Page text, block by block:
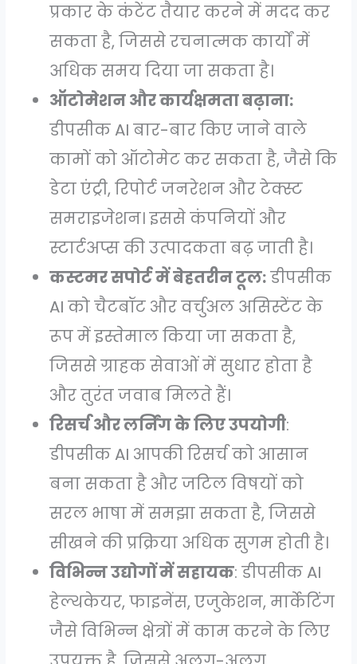
प्रकार के कंटेंट तैयार करने में मदद कर
सकता है, जिससे रचनात्मक कार्यों में
अधिक समय दिया जा सकता है।
ऑटोमेशन और कार्यक्षमता बढ़ाना:
डीपसीक AI बार-बार किए जाने वाले
कामों को ऑटोमेट कर सकता है, जैसे कि
डेटा एंट्री, रिपोर्ट जनरेशन और टेक्स्ट
समराइजेशन। इससे कंपनियों और
स्टार्टअप्स की उत्पादकता बढ़ जाती है।
कस्टमर सपोर्ट में बेहतरीन टूल:डीपसीक
AI को चैटबॉट और वर्चुअल असिस्टेंट के
रूप में इस्तेमाल किया जा सकता है,
जिससे ग्राहक सेवाओं में सुधार होता है
और तुरंत जवाब मिलते हैं।
रिसर्च और लर्निंग के लिए उपयोगी:
डीपसीक AI आपकी रिसर्च को आसान
बना सकता है और जटिल विषयों को
सरल भाषा में समझा सकता है, जिससे
सीखने की प्रक्रिया अधिक सुगम होती है।
विभिन्न उद्योगों में सहायक: डीपसीक AI
हेल्थकेयर, फाइनेंस, एजुकेशन, मार्केटिंग
जैसे विभिन्न क्षेत्रों में काम करने के लिए